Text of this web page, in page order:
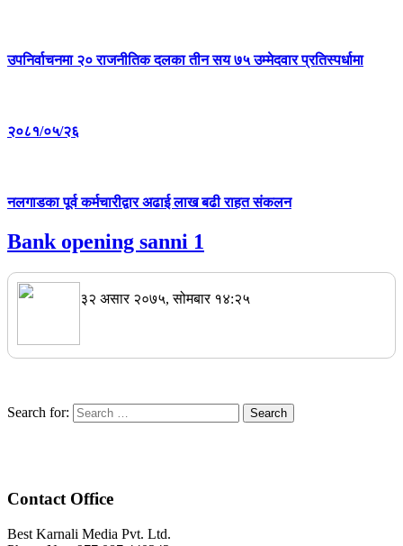
उपनिर्वाचनमा २० राजनीतिक दलका तीन सय ७५ उम्मेदवार प्रतिस्पर्धामा
२०८१/०५/२६
नलगाडका पूर्व कर्मचारीद्वार अढाई लाख बढी राहत संकलन
Bank opening sanni 1
३२ असार २०७५, सोमबार १४:२५
Search for:
Contact Office
Best Karnali Media Pvt. Ltd.